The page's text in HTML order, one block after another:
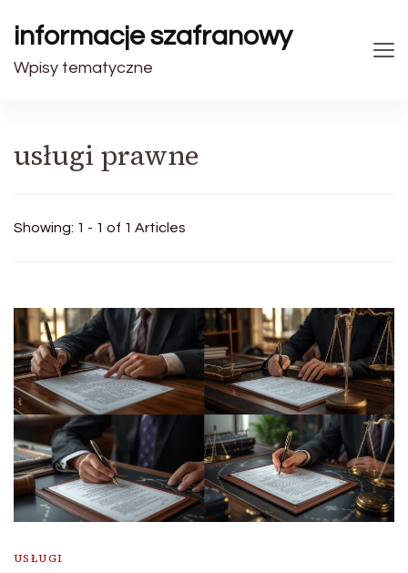
informacje szafranowy
Wpisy tematyczne
usługi prawne
Showing: 1 - 1 of 1 Articles
USŁUGI